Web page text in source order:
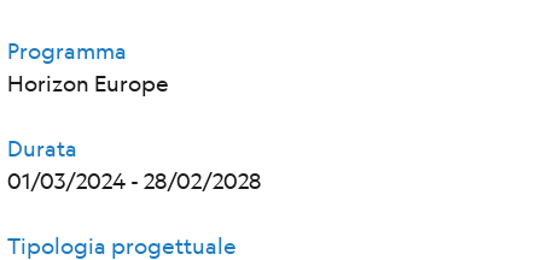
Programma
Horizon Europe
Durata
01/03/2024 - 28/02/2028
Tipologia progettuale